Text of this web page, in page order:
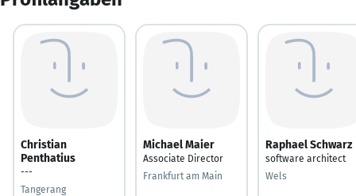
Christian
Penthatius
---
Tangerang
Michael Maier
Associate Director
Frankfurt am Main
Raphael Schwarz
software architect
Wels